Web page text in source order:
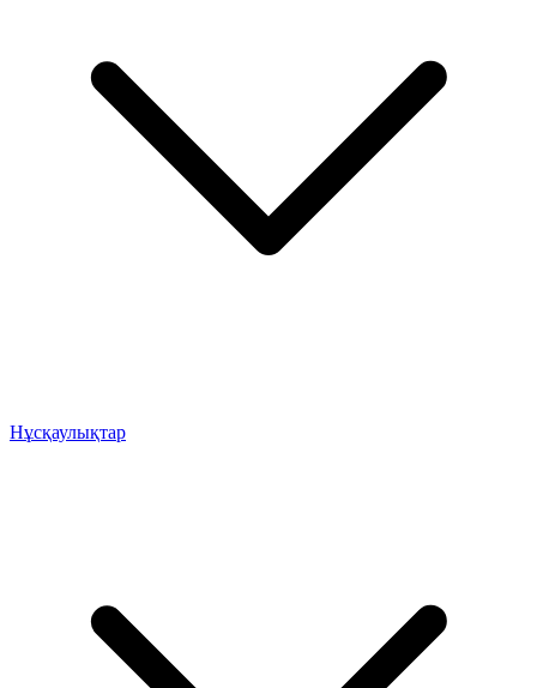
Нұсқаулықтар